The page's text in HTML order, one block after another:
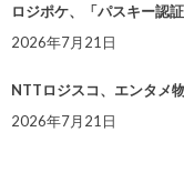
ロジポケ、「パスキー認
2026年7月21日
NTTロジスコ、エンタメ
2026年7月21日